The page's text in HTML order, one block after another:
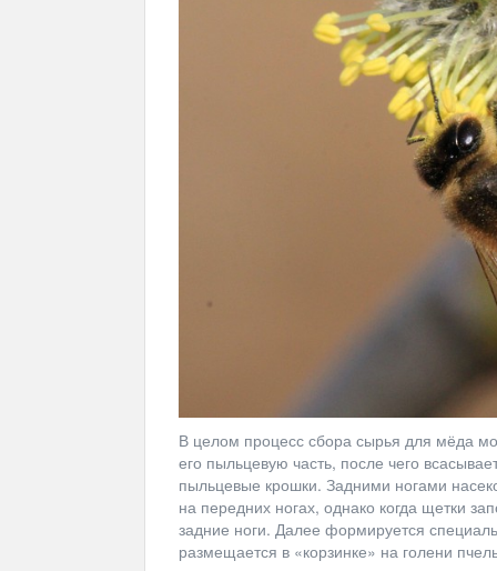
В целом процесс сбора сырья для мёда
его пыльцевую часть, после чего
пыльцевые крошки. Задними ногами
на передних ногах, однако когда щетки
задние ноги. Далее формируется
размещается в «корзинке» на голени